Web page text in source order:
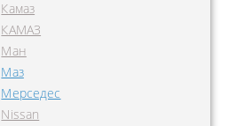
Камаз
КАМАЗ
Ман
Маз
Мерседес
Nissan